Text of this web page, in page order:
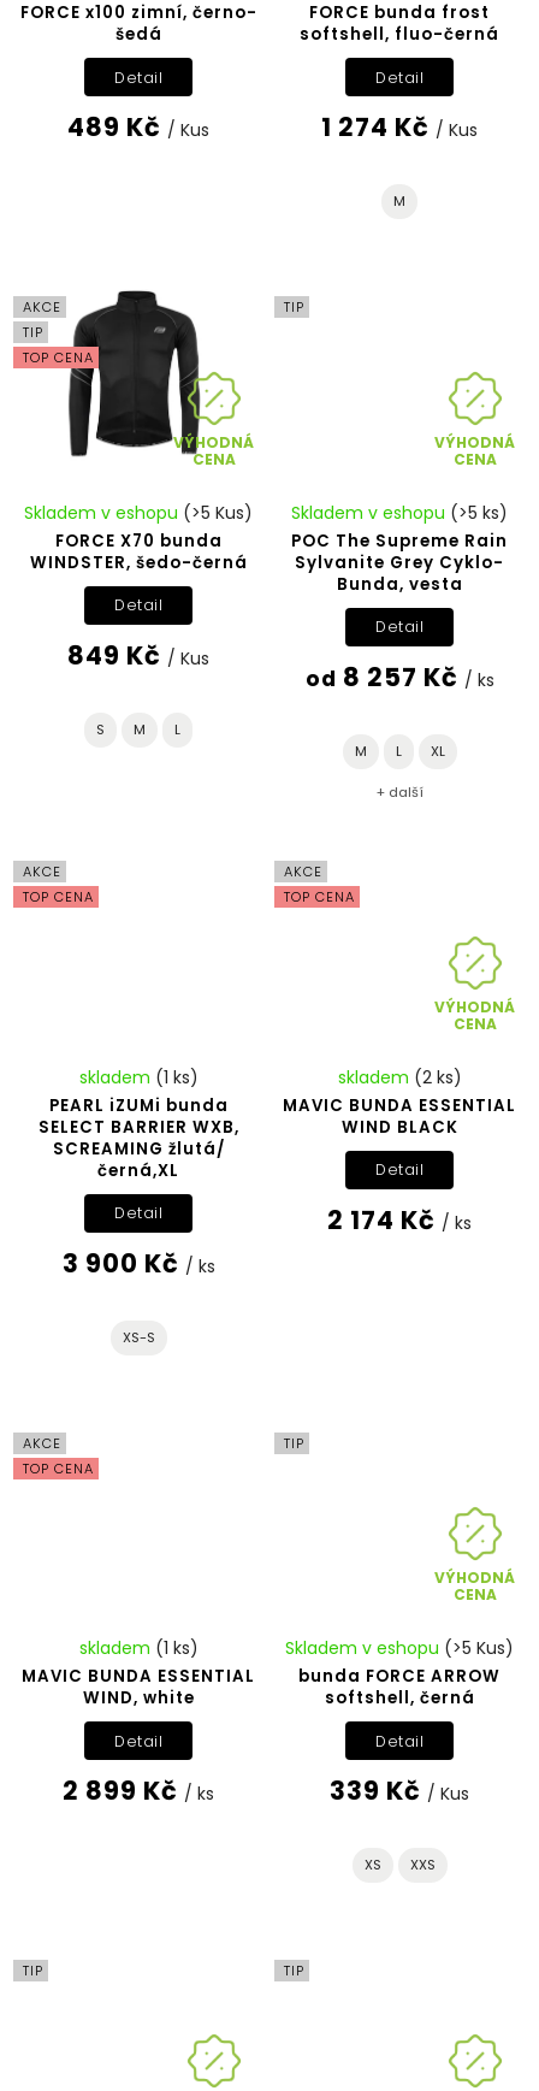
FORCE x100 zimní, černo-
šedá
489 Kč / Kus
Detail
FORCE bunda frost
softshell, fluo-černá
1 274 Kč / Kus
Detail
M
AKCE
TIP
TOP CENA
VÝHODNÁ
CENA
FORCE X70 bunda
WINDSTER, šedo-černá
Skladem v eshopu (>5 Kus)
849 Kč / Kus
Detail
S M L
TIP
VÝHODNÁ
CENA
POC The Supreme Rain
Sylvanite Grey Cyklo-
Bunda, vesta
Skladem v eshopu (>5 ks)
od 8 257 Kč / ks
Detail
M L XL
+ další
AKCE
TOP CENA
PEARL iZUMi bunda
SELECT BARRIER WXB,
SCREAMING žlutá/
černá,XL
skladem (1 ks)
3 900 Kč / ks
Detail
XS-S
AKCE
TOP CENA
VÝHODNÁ
CENA
MAVIC BUNDA ESSENTIAL
WIND BLACK
skladem (2 ks)
2 174 Kč / ks
Detail
AKCE
TOP CENA
MAVIC BUNDA ESSENTIAL
WIND, white
skladem (1 ks)
2 899 Kč / ks
Detail
TIP
VÝHODNÁ
CENA
bunda FORCE ARROW
softshell, černá
Skladem v eshopu (>5 Kus)
339 Kč / Kus
Detail
XS XXS
TIP TIP